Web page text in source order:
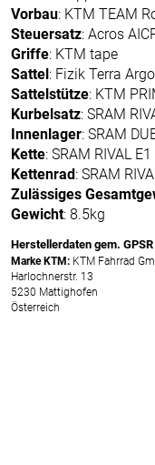
Vorbau: KTM TEAM
Steuersatz: Acros
Griffe: KTM tape
Sattel: Fizik Terra
Sattelstütze: KTM
Kurbelsatz: SRAM
Innenlager: SRAM
Kette: SRAM RIVAL
Kettenrad: SRAM
Zulässiges
Gewicht: 8.5kg
Herstellerdaten gem. GPSR
Marke KTM: KTM Fahrrad
Harlochnerstr. 13
5230 Mattighofen
Österreich